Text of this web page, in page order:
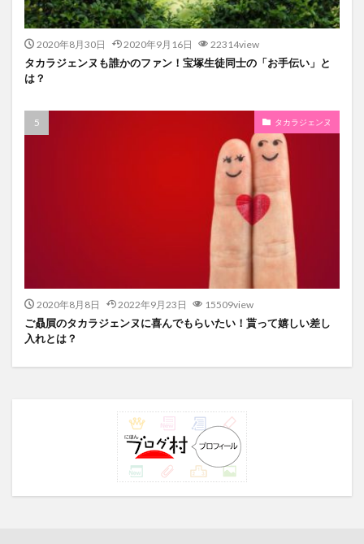
2020年8月30日 2020年9月16日 22314view
タカラジェンヌも誰かのファン！宝塚生徒同士の「お手伝い」と
は？
タカラジェンヌ
2020年8月8日 2022年9月23日 15509view
ご贔屓のタカラジェンヌに喜んでもらいたい！貰って嬉しい差し
入れとは？